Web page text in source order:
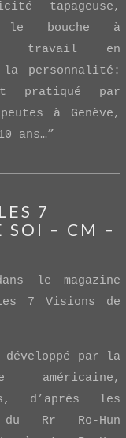
tapageuse,
le bouche à
travail en
la personnalité:
pratiqué par
à Genève,
ans…”
7
SOI – CM –
le magazine
7 Visions de
développé par la
américaine,
d’après les
du Rr Ro-Hun